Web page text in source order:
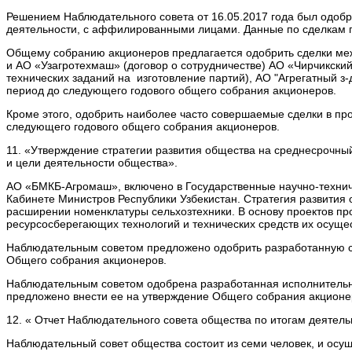
Решением Наблюдательного совета от 16.05.2017 года был
деятельности, с аффилированными лицами. Данные по сделкам
Общему собранию акционеров предлагается одобрить сделки
и АО «Узагротехмаш» (договор о сотрудничестве) АО
технических заданий на изготовление партий), АО "Агрегатный
период до следующего годового общего собрания акционеров.
Кроме этого, одобрить наиболее часто совершаемые сделки в
следующего годового общего собрания акционеров.
11. «Утверждение стратегии развития общества на
и цели деятельности общества».
АО «БМКБ-Агромаш», включено в Государственные научно-
Кабинете Министров Республики Узбекистан. Стратегия
расширении номенклатуры сельхозтехники. В основу проектов
ресурсосберегающих технологий и технических средств их
Наблюдательным советом предложено одобрить разработанную
Общего собрания акционеров.
Наблюдательным советом одобрена разработанная
предложено внести ее на утверждение Общего собрания
12. « Отчет Наблюдательного совета общества по итогам
Наблюдательный совет общества состоит из семи человек, и